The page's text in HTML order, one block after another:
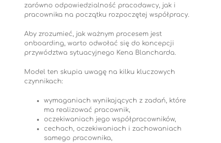
zarówno odpowiedzialność pracodawcy, jak i
pracownika na początku rozpoczętej współpracy.
Aby zrozumieć, jak ważnym procesem jest
onboarding, warto odwołać się do koncepcji
przywództwa sytuacyjnego Kena Blancharda.
Model ten skupia uwagę na kilku kluczowych
czynnikach:
wymaganiach wynikających z zadań, które
ma realizować pracownik,
oczekiwaniach jego współpracowników,
cechach, oczekiwaniach i zachowaniach
samego pracownika,